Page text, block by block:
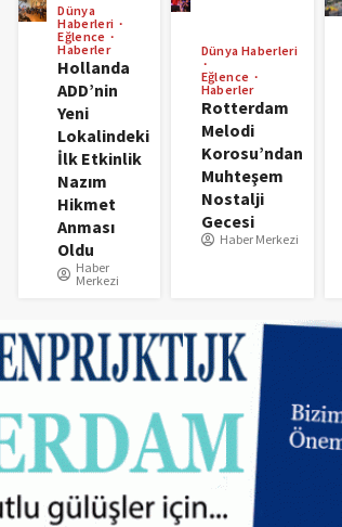
Dünya
Haberleri
Eğlence
Haberler
Hollanda
ADD’nin
Yeni
Lokalindeki
İlk Etkinlik
Nazım
Hikmet
Anması
Oldu
Haber
Merkezi
Dünya Haberleri
Eğlence
Haberler
Rotterdam
Melodi
Korosu’ndan
Muhteşem
Nostalji
Gecesi
Haber Merkezi